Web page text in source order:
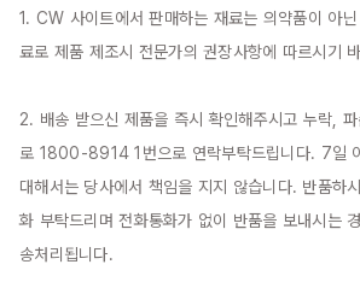
1. CW 사이트에서 판매하는 재료는 의약품이 아
료로 제품 제조시 전문가의 권장사항에 따르시기
2. 배송 받으신 제품을 즉시 확인해주시고 누락,
로 1800-8914 1번으로 연락부탁드립니다. 7일
대해서는 당사에서 책임을 지지 않습니다. 반품하
화 부탁드리며 전화통화가 없이 반품을 보내시는
송처리됩니다.